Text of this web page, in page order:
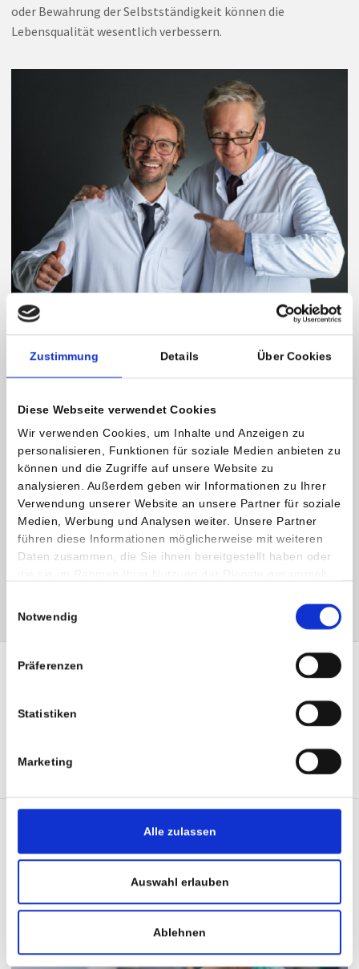
Zustimmung Details Über Cookies
Diese Webseite verwendet Cookies
Wir verwenden Cookies, um Inhalte und Anzeigen zu
personalisieren, Funktionen für soziale Medien anbieten zu
können und die Zugriffe auf unsere Website zu
analysieren. Außerdem geben wir Informationen zu Ihrer
Verwendung unserer Website an unsere Partner für soziale
Medien, Werbung und Analysen weiter. Unsere Partner
führen diese Informationen möglicherweise mit weiteren
Daten zusammen, die Sie ihnen bereitgestellt haben oder
Notwendig
Präferenzen
Statistiken
Marketing
Alle zulassen
Auswahl erlauben
Ablehnen
oder Bewahrung der Selbstständigkeit können die
Lebensqualität wesentlich verbessern.
Kontakt und weitere Informationen
Univ.-Doz. Dr. Georg Lajtai
Ärztlicher Leiter Privatklinik Maria Hilf
T:+43 (0) 463 444 404
E:georg.lajtai@humanomed. at
Dr. Maximilian Schatz
Facharzt für Orthopädie und Traumatologie
Belegarzt Privatklinik Maria Hilf
T:+43 (0) 664 42 43 241